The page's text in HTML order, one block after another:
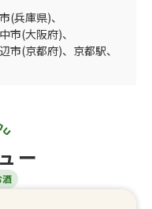
(兵庫県)、
市(大阪府)、
市(京都府)、 京都駅、
ー
酒